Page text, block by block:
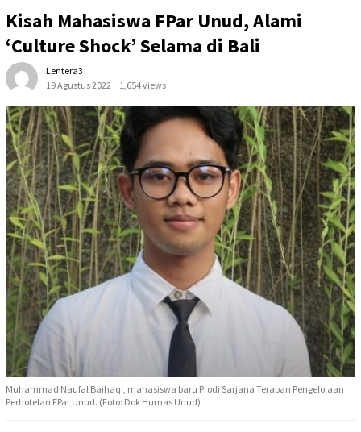
Kisah Mahasiswa FPar Unud, Alami
‘Culture Shock’ Selama di Bali
Lentera3
19 Agustus 2022
1,654 views
Muhammad Naufal Baihaqi, mahasiswa baru Prodi Sarjana Terapan Pengelolaan
Perhotelan FPar Unud. (Foto: Dok Humas Unud)